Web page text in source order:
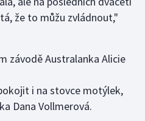
že to můžu zvládnout,"
závodě Australanka Alicie
i na stovce motýlek,
Dana Vollmerová.